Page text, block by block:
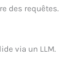
des requêtes.
via un LLM.